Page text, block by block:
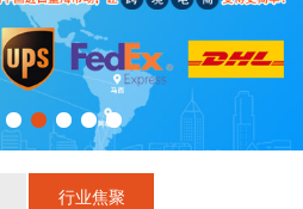
行业焦聚